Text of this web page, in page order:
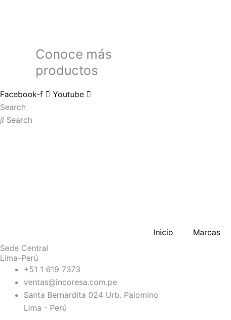
Conoce más
productos
Facebook-f
Youtube
Search
Search
Inicio Marcas
Sede Central
Lima-Perú
+51 1 619 7373
ventas@incoresa.com.pe
Santa Bernardita 024 Urb. Palomino
Lima - Perú